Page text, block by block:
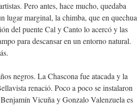
Pero antes, hace mucho, quedaba
lugar marginal, la chimba, que en quechua
del puente Cal y Canto lo acercó y las
para descansar en un entorno natural.
negros. La Chascona fue atacada y la
renació. Poco a poco se instalaron
Vicuña y Gonzalo Valenzuela es